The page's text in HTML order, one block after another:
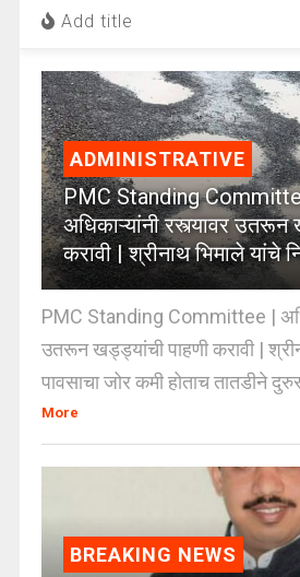
Add title
ADMINISTRATIVE
PMC Standing
अधिकाऱ्यांनी रस्त्यावर उतरून
करावी | श्रीनाथ भिमाले यांचे
PMC Standing Committee |
उतरून खड्ड्यांची पाहणी करावी |
पावसाचा जोर कमी होताच तातडीने
More
BREAKING NEWS